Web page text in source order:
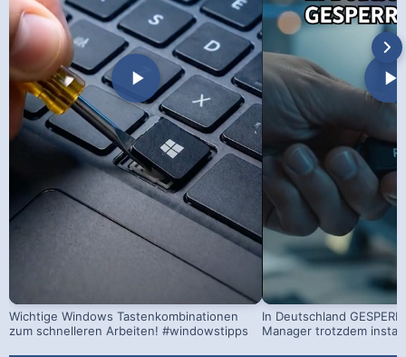
Wichtige Windows Tastenkombinationen
zum schnelleren Arbeiten! #windowstipps
In Deutschland
Manager trotzdem